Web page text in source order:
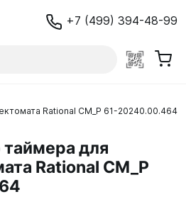
+7 (499) 394-48-99
Rational CM_P 61-20240.00.464
для
Rational CM_P